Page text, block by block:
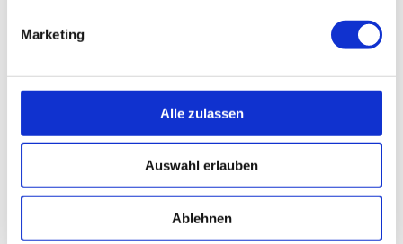
Marketing
Alle zulassen
Auswahl erlauben
Ablehnen
🎯 Warum sich das
Update für Unternehmen
Mit Version 7.3 haben Sie die volle Kontrolle
über Ihre IT-Infrastruktur. Worauf also noch
warten? Starten Sie jetzt und erleben Sie
sofort spürbare Verbesserungen für Ihre IT!